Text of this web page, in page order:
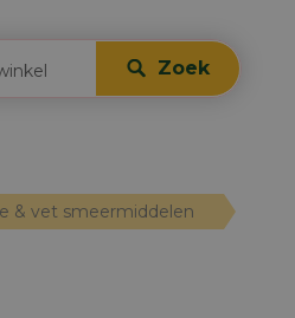
Zoek
& vet smeermiddelen